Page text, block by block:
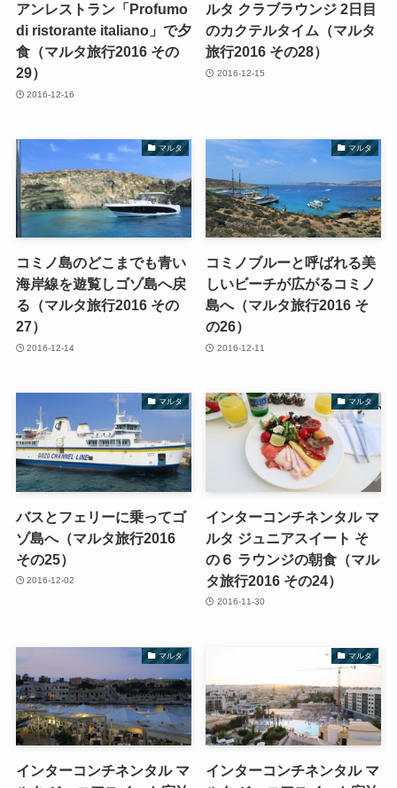
アンレストラン「Profumo
di ristorante italiano」で夕
食（マルタ旅行2016 その
29）
2016-12-16
ルタ クラブラウンジ 2日目
のカクテルタイム（マルタ
旅行2016 その28）
2016-12-15
マルタ
コミノ島のどこまでも青い
海岸線を遊覧しゴゾ島へ戻
る（マルタ旅行2016 その
27）
2016-12-14
マルタ
コミノブルーと呼ばれる美
しいビーチが広がるコミノ
島へ（マルタ旅行2016 そ
の26）
2016-12-11
マルタ
バスとフェリーに乗ってゴ
ゾ島へ（マルタ旅行2016
その25）
2016-12-02
マルタ
インターコンチネンタル マ
ルタ ジュニアスイート そ
の６ ラウンジの朝食（マル
タ旅行2016 その24）
2016-11-30
マルタ
インターコンチネンタル マ
マルタ
インターコンチネンタル マ